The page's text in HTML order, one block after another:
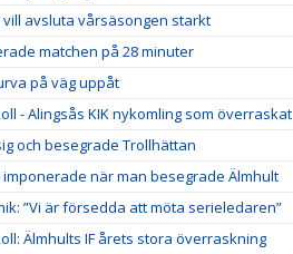
vill avsluta vårsäsongen starkt
matchen på 28 minuter
på väg uppåt
- Alingsås KIK nykomling som överraskat
och besegrade Trollhättan
imponerade när man besegrade Älmhult
”Vi är försedda att möta serieledaren”
Älmhults IF årets stora överraskning